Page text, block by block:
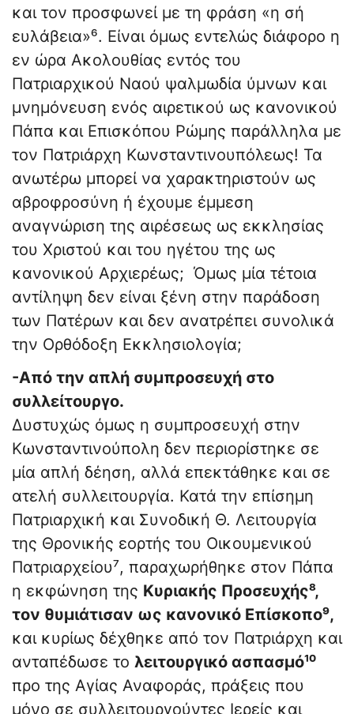
και τον προσφωνεί με τη φράση «η σή
ευλάβεια»⁶. Είναι όμως εντελώς διάφορο η
εν ώρα Ακολουθίας εντός του
Πατριαρχικού Ναού ψαλμωδία ύμνων και
μνημόνευση ενός αιρετικού ως κανονικού
Πάπα και Επισκόπου Ρώμης παράλληλα με
τον Πατριάρχη Κωνσταντινουπόλεως! Τα
ανωτέρω μπορεί να χαρακτηριστούν ως
αβροφροσύνη ή έχουμε έμμεση
αναγνώριση της αιρέσεως ως εκκλησίας
του Χριστού και του ηγέτου της ως
κανονικού Αρχιερέως; Όμως μία τέτοια
αντίληψη δεν είναι ξένη στην παράδοση
των Πατέρων και δεν ανατρέπει συνολικά
την Ορθόδοξη Εκκλησιολογία;
-Από την απλή συμπροσευχή στο
συλλείτουργο.
Δυστυχώς όμως η συμπροσευχή στην
Κωνσταντινούπολη δεν περιορίστηκε σε
μία απλή δέηση, αλλά επεκτάθηκε και σε
ατελή συλλειτουργία. Κατά την επίσημη
Πατριαρχική και Συνοδική Θ. Λειτουργία
της Θρονικής εορτής του Οικουμενικού
Πατριαρχείου⁷, παραχωρήθηκε στον Πάπα
η εκφώνηση της Κυριακής Προσευχής⁸,
τον θυμιάτισαν ως κανονικό Επίσκοπο⁹,
και κυρίως δέχθηκε από τον Πατριάρχη και
ανταπέδωσε το λειτουργικό ασπασμό¹⁰
προ της Αγίας Αναφοράς, πράξεις που
μόνο σε συλλειτουργούντες Ιερείς και